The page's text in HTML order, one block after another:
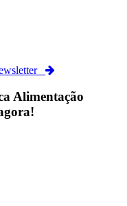
Alimentação